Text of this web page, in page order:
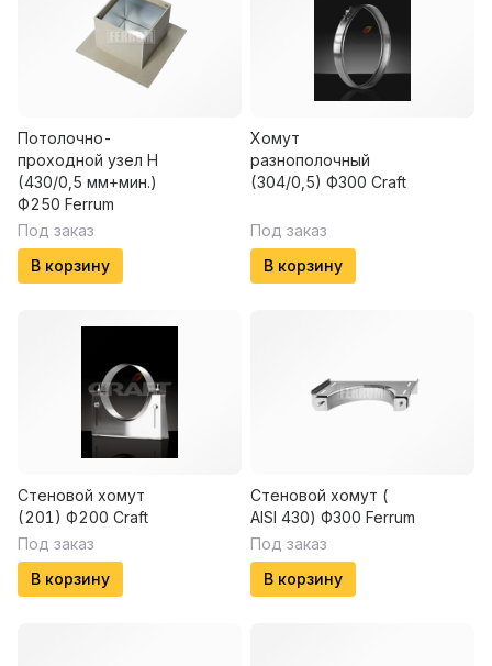
Потолочно-
проходной узел Н
(430/0,5 мм+мин.)
Ф250 Ferrum
Под заказ
В корзину
Хомут
разнополочный
(304/0,5) Ф300 Craft
Под заказ
В корзину
Стеновой хомут
(201) Ф200 Craft
Под заказ
В корзину
Стеновой хомут (
AISI 430) Ф300 Ferrum
Под заказ
В корзину